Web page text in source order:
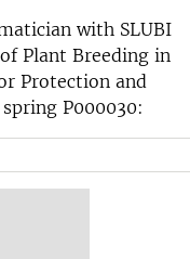
with SLUBI
Plant Breeding in
Protection and
P000030: